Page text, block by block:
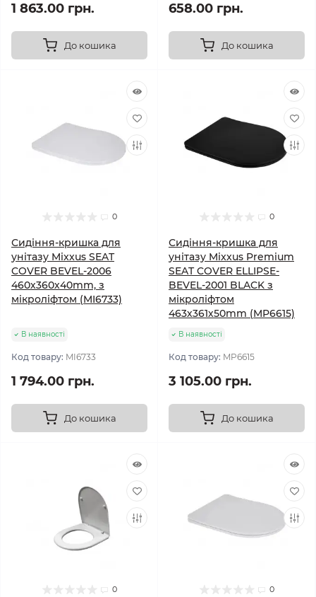
1 863.00 грн.
До кошика
658.00 грн.
До кошика
0
Сидіння-кришка для
унітазу Mixxus SEAT
COVER BEVEL-2006
460х360х40mm, з
мікроліфтом (MI6733)
В наявності
Код товару: MI6733
1 794.00 грн.
До кошика
0
Сидіння-кришка для
унітазу Mixxus Premium
SEAT COVER ELLIPSE-
BEVEL-2001 BLACK з
мікроліфтом
463х361х50mm (MP6615)
В наявності
Код товару: MP6615
3 105.00 грн.
До кошика
0 0